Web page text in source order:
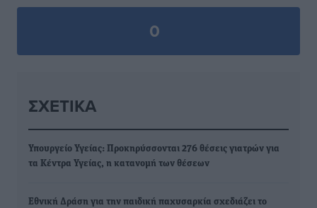
0
ΣΧΕΤΙΚΆ
Υπουργείο Υγείας: Προκηρύσσονται 276 θέσεις γιατρών για
τα Κέντρα Υγείας, η κατανομή των θέσεων
Εθνική Δράση για την παιδική παχυσαρκία σχεδιάζει το